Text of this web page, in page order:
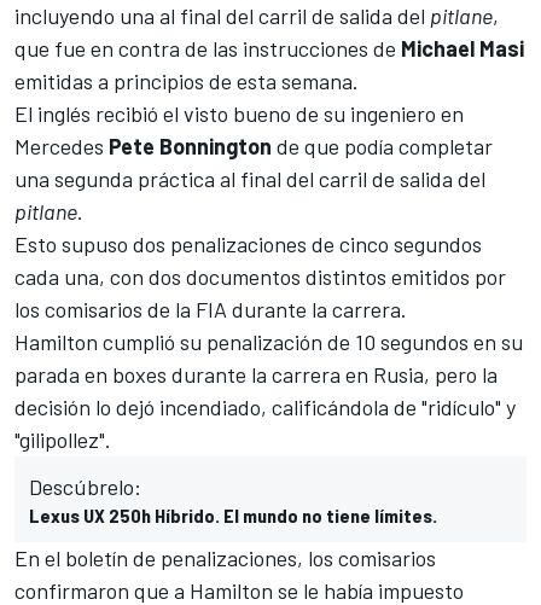
incluyendo una al final del carril de salida del pitlane,
que fue en contra de las instrucciones de Michael Masi
emitidas a principios de esta semana.
El inglés recibió el visto bueno de su ingeniero en
Mercedes Pete Bonnington de que podía completar
una segunda práctica al final del carril de salida del
pitlane.
Esto supuso dos penalizaciones de cinco segundos
cada una, con dos documentos distintos emitidos por
los comisarios de la FIA durante la carrera.
Hamilton cumplió su penalización de 10 segundos en su
parada en boxes durante la carrera en Rusia, pero la
decisión lo dejó incendiado, calificándola de "ridículo" y
"gilipollez".
Descúbrelo:
Lexus UX 250h Híbrido. El mundo no tiene límites.
En el boletín de penalizaciones, los comisarios
confirmaron que a Hamilton se le había impuesto